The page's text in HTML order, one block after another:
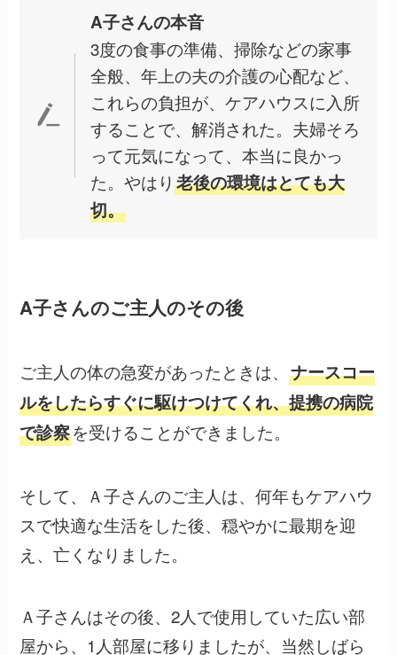
A子さんの本音
3度の食事の準備、掃除などの家事
全般、年上の夫の介護の心配など、
これらの負担が、ケアハウスに入所
することで、解消された。夫婦そろ
って元気になって、本当に良かっ
た。やはり老後の環境はとても大
切。
A子さんのご主人のその後
ご主人の体の急変があったときは、ナースコー
ルをしたらすぐに駆けつけてくれ、提携の病院
で診察を受けることができました。
そして、Ａ子さんのご主人は、何年もケアハウ
スで快適な生活をした後、穏やかに最期を迎
え、亡くなりました。
Ａ子さんはその後、2人で使用していた広い部
屋から、1人部屋に移りましたが、当然しばら